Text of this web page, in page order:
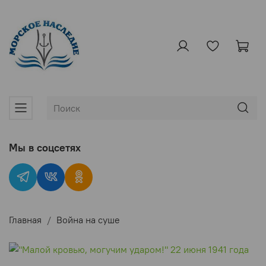
Главная Война на суше
Мы в соцсетях